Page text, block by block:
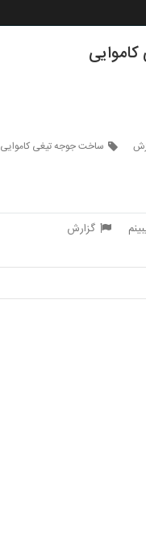
ساخت جوجه تیغی کاموایی
گزارش